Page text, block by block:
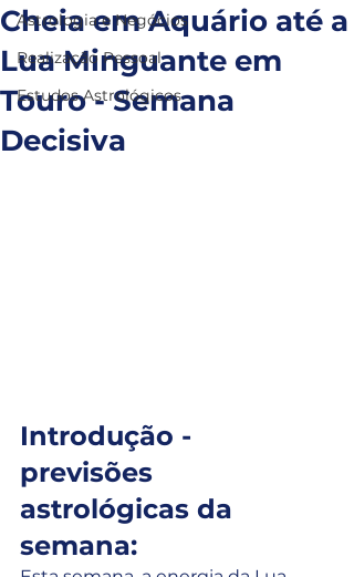
Astrologia e Negócios
Realização Pessoal
Estudos Astrológicos
Cheia em Aquário até a
Lua Minguante em
Touro - Semana
Decisiva
Introdução -
previsões
astrológicas da
semana: